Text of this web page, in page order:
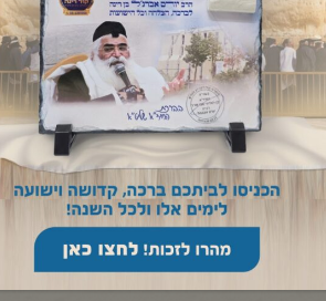
ראשי/עלון לשבת/במדבר/בהעלותך